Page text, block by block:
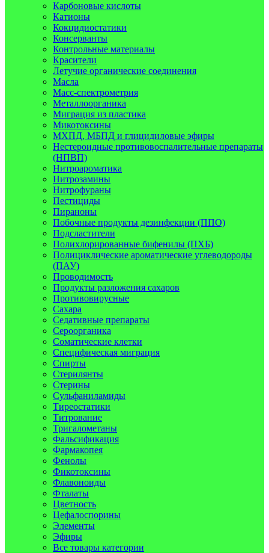
Карбоновые кислоты
Катионы
Кокцидиостатики
Консерванты
Контрольные материалы
Красители
Летучие органические соединения
Масла
Масс-спектрометрия
Металлоорганика
Миграция из пластика
Микотоксины
МХПД, МБПД и глицидиловые эфиры
Нестероидные противовоспалительные препараты
(НПВП)
Нитроароматика
Нитрозамины
Нитрофураны
Пестициды
Пираноны
Побочные продукты дезинфекции (ППО)
Подсластители
Полихлорированные бифенилы (ПХБ)
Полициклические ароматические углеводороды
(ПАУ)
Проводимость
Продукты разложения сахаров
Противовирусные
Сахара
Седативные препараты
Сероорганика
Соматические клетки
Специфическая миграция
Спирты
Стерилянты
Стерины
Сульфаниламиды
Тиреостатики
Титрование
Тригалометаны
Фальсификация
Фармакопея
Фенолы
Фикотоксины
Флавоноиды
Фталаты
Цветность
Цефалоспорины
Элементы
Эфиры
Все товары категории